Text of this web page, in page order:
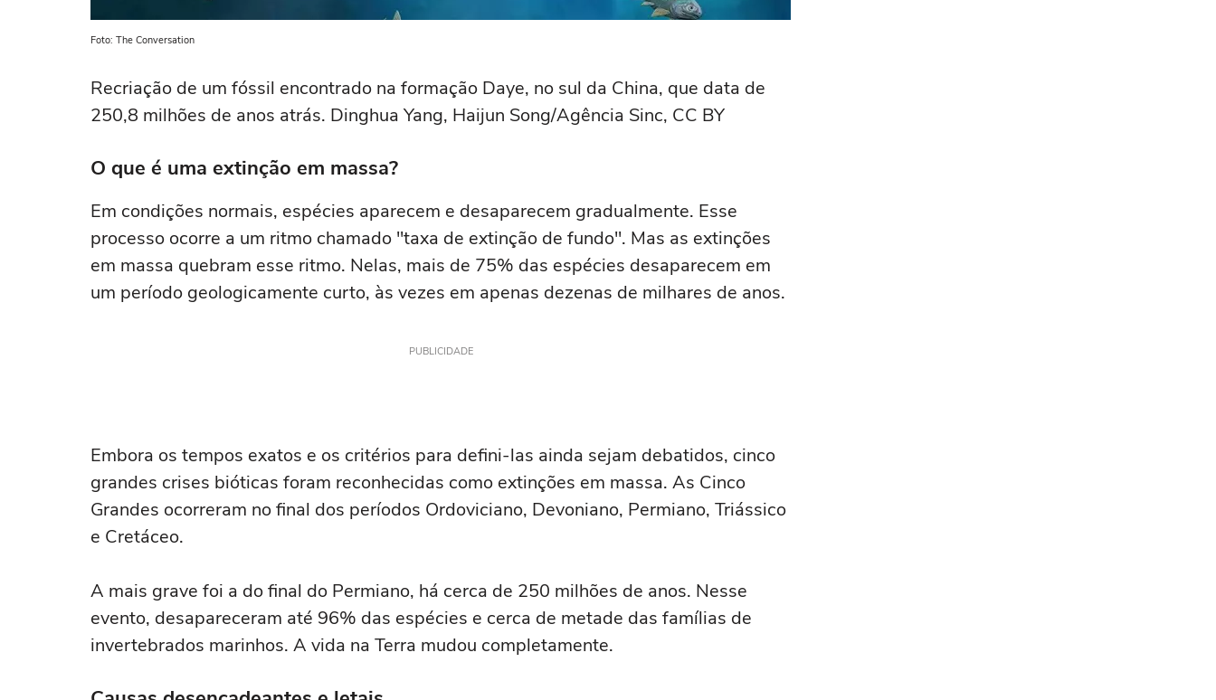
Foto: The Conversation
Recriação de um fóssil encontrado na formação Daye, no sul da China, que data de
250,8 milhões de anos atrás. Dinghua Yang, Haijun Song/Agência Sinc, CC BY
O que é uma extinção em massa?
Em condições normais, espécies aparecem e desaparecem gradualmente. Esse
processo ocorre a um ritmo chamado "taxa de extinção de fundo". Mas as extinções
em massa quebram esse ritmo. Nelas, mais de 75% das espécies desaparecem em
um período geologicamente curto, às vezes em apenas dezenas de milhares de anos.
PUBLICIDADE
Embora os tempos exatos e os critérios para defini-las ainda sejam debatidos, cinco
grandes crises bióticas foram reconhecidas como extinções em massa. As Cinco
Grandes ocorreram no final dos períodos Ordoviciano, Devoniano, Permiano, Triássico
e Cretáceo.
A mais grave foi a do final do Permiano, há cerca de 250 milhões de anos. Nesse
evento, desapareceram até 96% das espécies e cerca de metade das famílias de
invertebrados marinhos. A vida na Terra mudou completamente.